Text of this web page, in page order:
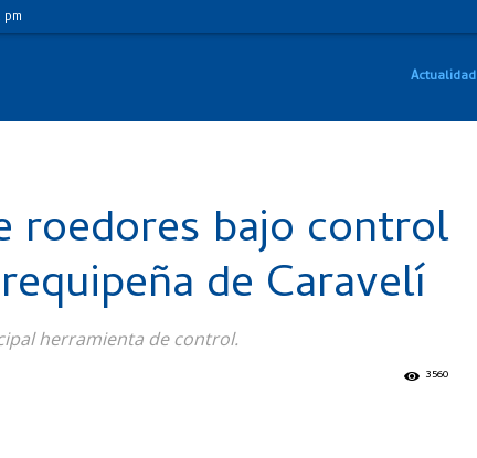
Actualidad
roedores bajo control
de Caravelí
herramienta de control.
3560